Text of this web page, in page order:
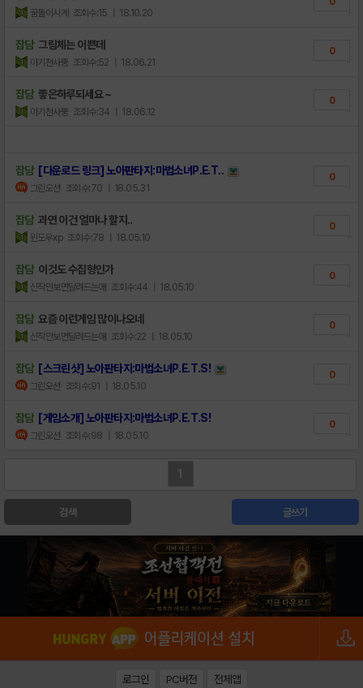
꿈돌이시계 조회수:15 | 18.10.20
잡담 그림체는 이쁜데
아기천사뚱 조회수:52 | 18.06.21
0
잡담 좋은하루되세요 ~
아기천사뚱 조회수:34 | 18.06.12
0
잡담 [다운로드 링크] 노아판타지:마법소녀P.E.T..
그린오션 조회수:70 | 18.05.31
0
잡담 과연 이건 얼마나 할지..
윈도우xp 조회수:78 | 18.05.10
0
잡담 이것도 수집형인가
신작만보면달려드는애 조회수:44 | 18.05.10
0
잡담 요즘 이런게임 많이나오네
신작만보면달려드는애 조회수:22 | 18.05.10
0
잡담 [스크린샷] 노아판타지:마법소녀P.E.T.S!
그린오션 조회수:91 | 18.05.10
0
잡담 [게임소개] 노아판타지:마법소녀P.E.T.S!
그린오션 조회수:98 | 18.05.10
0
1
검색 글쓰기
로그인 PC버전 전체앱